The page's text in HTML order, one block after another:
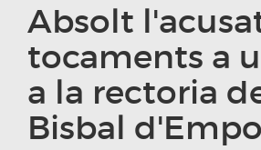
Absolt
tocaments a
a la rectoria
Bisbal